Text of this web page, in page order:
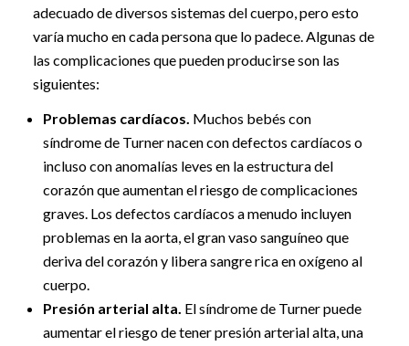
adecuado de diversos sistemas del cuerpo, pero esto
varía mucho en cada persona que lo padece. Algunas de
las complicaciones que pueden producirse son las
siguientes:
Problemas cardíacos. Muchos bebés con
síndrome de Turner nacen con defectos cardíacos o
incluso con anomalías leves en la estructura del
corazón que aumentan el riesgo de complicaciones
graves. Los defectos cardíacos a menudo incluyen
problemas en la aorta, el gran vaso sanguíneo que
deriva del corazón y libera sangre rica en oxígeno al
cuerpo.
Presión arterial alta. El síndrome de Turner puede
aumentar el riesgo de tener presión arterial alta, una